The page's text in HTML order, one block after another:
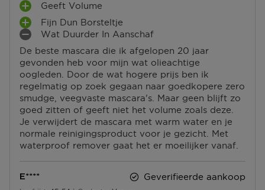
De beste mascara die ik afgelopen 20 jaar
gevonden heb voor mijn wat olieachtige
oogleden. Door de wat hogere prijs ben ik
regelmatig op zoek gegaan naar goedkopere zero
smudge, veegvaste mascara's. Maar geen blijft zo
goed zitten of geeft niet het volume zoals deze.
Je verwijdert de mascara met warm water en je
normale reinigingsproduct voor je gezicht. Met
waterproof remover gaat het er moeilijker vanaf.
L
U
S
P
U
N
T
E
N
P
L
U
S
U
N
Geeft Volume
P
L
U
S
P
U
N
T
E
N
Fijn Dun Borsteltje
M
I
N
P
U
N
T
E
N
Wat Duurder In Aanschaf
E**** Geverifieerde aankoop